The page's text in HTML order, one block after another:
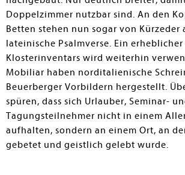
Doppelzimmer nutzbar sind. An den
Betten stehen nun sogar von Kürzeder
lateinische Psalmverse. Ein
Klosterinventars wird weiterhin
Mobiliar haben norditalienische
Beuerberger Vorbildern hergestellt.
spüren, dass sich Urlauber, Seminar-
Tagungsteilnehmer nicht in einem
aufhalten, sondern an einem Ort, an
gebetet und geistlich gelebt wurde.